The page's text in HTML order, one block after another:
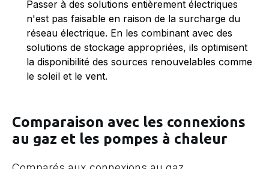
Passer à des solutions entièrement électriques
n'est pas faisable en raison de la surcharge du
réseau électrique. En les combinant avec des
solutions de stockage appropriées, ils optimisent
la disponibilité des sources renouvelables comme
le soleil et le vent.
Comparaison avec les connexions
au gaz et les pompes à chaleur